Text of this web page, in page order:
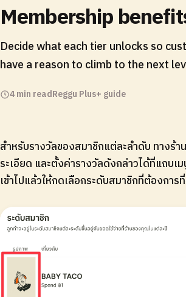
Membership
Decide what each tier unlocks so
have a reason to climb to the next
4 min readReggu Plus+ guide
สำหรับรางวัลของสมาชิกแต่ละลำดับ ทางร้า
ระเอียด และตั้งค่ารางวัลดังกล่าวได้ที่แถบเ
เข้าไปแล้วให้กดเลือกระดับสมาชิกที่ต้องกา